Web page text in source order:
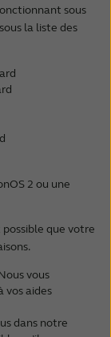
sous
la liste des
2 ou une
que votre
vous
vos aides
dans notre